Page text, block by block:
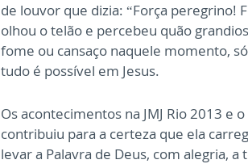
de louvor que dizia: “Força peregrino!
olhou o telão e percebeu quão
fome ou cansaço naquele momento,
tudo é possível em Jesus.
Os acontecimentos na JMJ Rio 2013 e
contribuiu para a certeza que ela
levar a Palavra de Deus, com alegria, a